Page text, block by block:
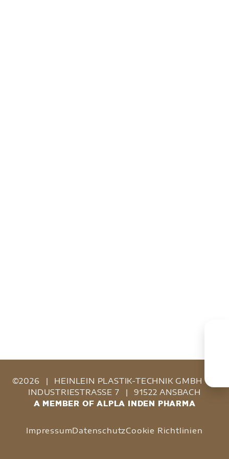
©2026 | HEINLEIN PLASTIK-TECHNIK GMBH
INDUSTRIESTRASSE 7
| 91522 ANSBACH
A MEMBER OF ALPLA INDEN PHARMA
ImpressumDatenschutzCookie Richtlinien